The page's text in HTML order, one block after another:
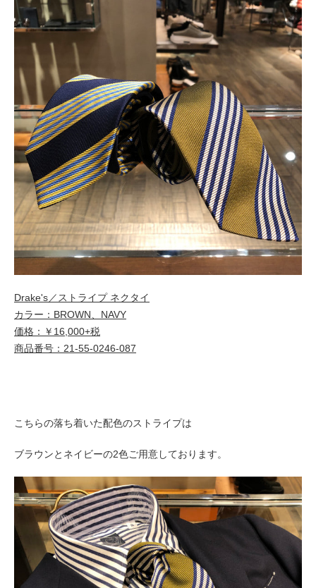
Drake's／ストライプ ネクタイ
カラー：BROWN、NAVY
価格：￥16,000+税
商品番号：21-55-0246-087
こちらの落ち着いた配色のストライプは
ブラウンとネイビーの2色ご用意しております。